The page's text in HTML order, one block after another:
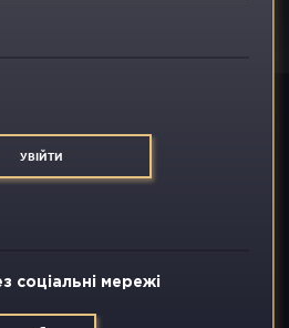
УВІЙТИ
соціальні мережі